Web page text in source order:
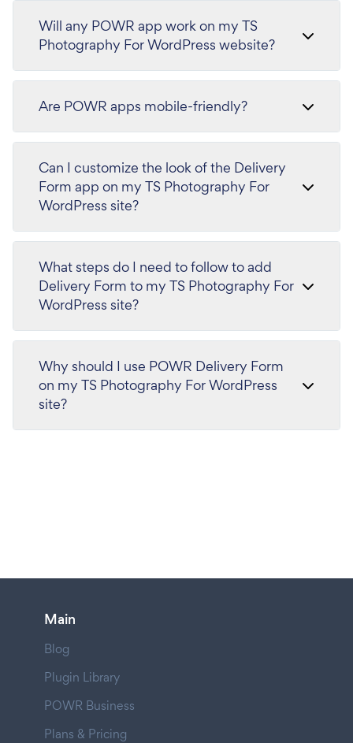
Will any POWR app work on my TS
Photography For WordPress website?
Are POWR apps mobile-friendly?
Can I customize the look of the Delivery
Form app on my TS Photography For
WordPress site?
What steps do I need to follow to add
Delivery Form to my TS Photography For
WordPress site?
Why should I use POWR Delivery Form
on my TS Photography For WordPress
site?
Main
Blog
Plugin Library
POWR Business
Plans & Pricing